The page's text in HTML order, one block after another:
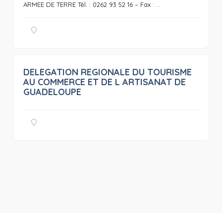
ARMEE DE TERRE Tél. : 0262 93 52 16 – Fax : ...
0
DELEGATION REGIONALE DU TOURISME
AU COMMERCE ET DE L ARTISANAT DE
GUADELOUPE